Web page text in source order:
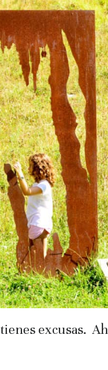
excusas.